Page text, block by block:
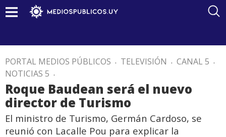
PORTAL MEDIOS PÚBLICOS . TELEVISIÓN . CANAL 5 .
NOTICIAS 5 .
Roque Baudean será el nuevo
director de Turismo
El ministro de Turismo, Germán Cardoso, se
reunió con Lacalle Pou para explicar la